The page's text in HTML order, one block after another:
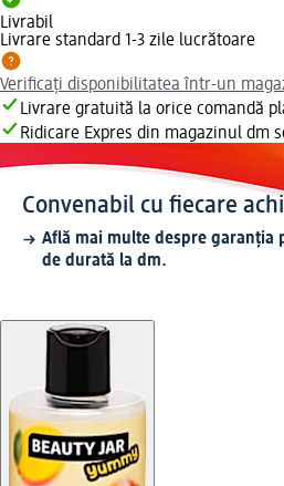
Livrabil
Livrare standard 1-3 zile lucrătoare
Verificați disponibilitatea într-un
Livrare gratuită la orice comandă
Ridicare Expres din magazinul dm
Convenabil cu fiecare
Află mai multe despre garanția
de durată la dm.